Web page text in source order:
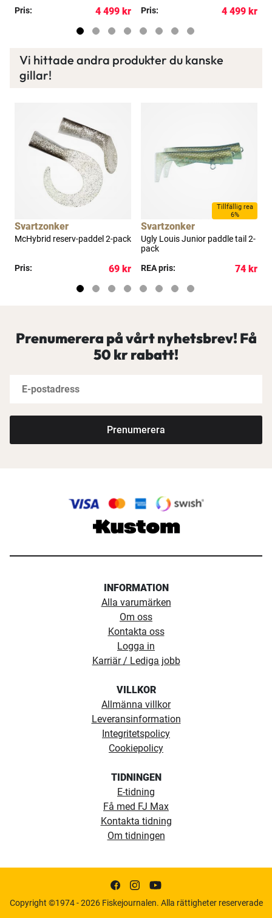
Pris:
4 499 kr
Pris:
4 499 kr
Vi hittade andra produkter du kanske
gillar!
Svartzonker
McHybrid reserv-paddel 2-pack
Pris: 69 kr
Tillfällig rea
6%
Svartzonker
Ugly Louis Junior paddle tail 2-
pack
REA pris:
74 kr
Prenumerera på vårt nyhetsbrev! Få
50 kr rabatt!
Prenumerera
INFORMATION
Alla varumärken
Om oss
Kontakta oss
Logga in
Karriär / Lediga jobb
VILLKOR
Allmänna villkor
Leveransinformation
Integritetspolicy
Cookiepolicy
TIDNINGEN
E-tidning
Få med FJ Max
Kontakta tidning
Om tidningen
Copyright ©1974 - 2026 Fiskejournalen. Alla rättigheter reserverade